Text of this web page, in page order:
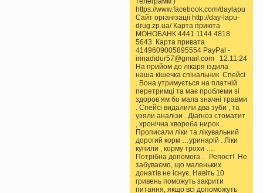
https://www.facebook.com/daylapu
Сайт організації http://day-lapu-
drug.zp.ua/ Карта приюта
МОНОБАНК 4441 1144 4818
5643 Карта привата
4149609005895554 PayPal -
irinadidur57@gmail.com 12.11.24
На прийом до лікаря їздила
наша кішечка спінальник Спейсі
. Вона утримується на платній
перетримці та має проблеми зі
здоров’ям бо мала значні травми
. Спейсі видалили два зуби , та
узяли аналізи . Діагноз стоматит
, хронічна хвороба нирок .
Прописали ліки та лікувальний
дорогий корм …уринарій . Ліки
купили , корму трохи ….
Потрібна допомога . Репост! Не
забуваємо, що маленьких
донатів не існує. Навіть 10
гривень поможуть закрити
питання, якщо всі допоможуть